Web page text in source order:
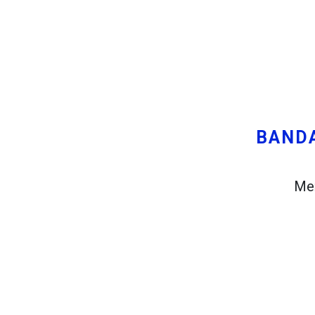
Rencanakan perjalanan melalui